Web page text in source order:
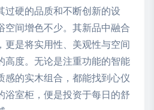
过硬的品质和不断创新的设
空间增色不少。其新品中融合
更是将实用性、美观性与空间
高度。无论是注重功能的智能
感的实木组合，都能找到心仪
浴室柜，便是投资于每日的舒